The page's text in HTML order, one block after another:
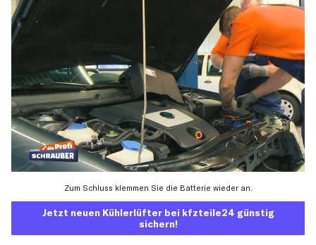
Zum Schluss klemmen Sie die Batterie wieder an.
Jetzt neuen Kühlerlüfter bei kfzteile24 günstig
sichern!